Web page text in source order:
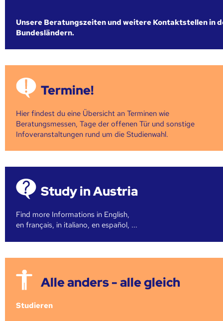
Unsere Beratungszeiten und weitere Kontaktstellen in
Bundesländern.
Termine!
Hier findest du eine Übersicht an Terminen wie
Beratungsmessen, Tage der offenen Tür und sonstige
Infoveranstaltungen rund um die Studienwahl.
Study in Austria
Find more Informations in English,
en français, in italiano, en español, ...
Alle anders - alle gleich
Studieren